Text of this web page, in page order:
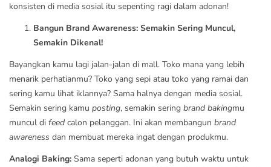
konsisten di media sosial itu sepenting ragi dalam adonan!
Bangun Brand Awareness: Semakin Sering Muncul,
Semakin Dikenal!
Bayangkan kamu lagi jalan-jalan di mall. Toko mana yang lebih
menarik perhatianmu? Toko yang sepi atau toko yang ramai dan
sering kamu lihat iklannya? Sama halnya dengan media sosial.
Semakin sering kamu posting, semakin sering brand bakingmu
muncul di feed calon pelanggan. Ini akan membangun brand
awareness dan membuat mereka ingat dengan produkmu.
Analogi Baking: Sama seperti adonan yang butuh waktu untuk